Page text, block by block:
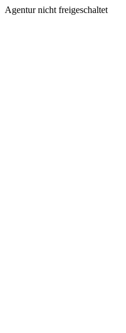
Agentur nicht freigeschaltet